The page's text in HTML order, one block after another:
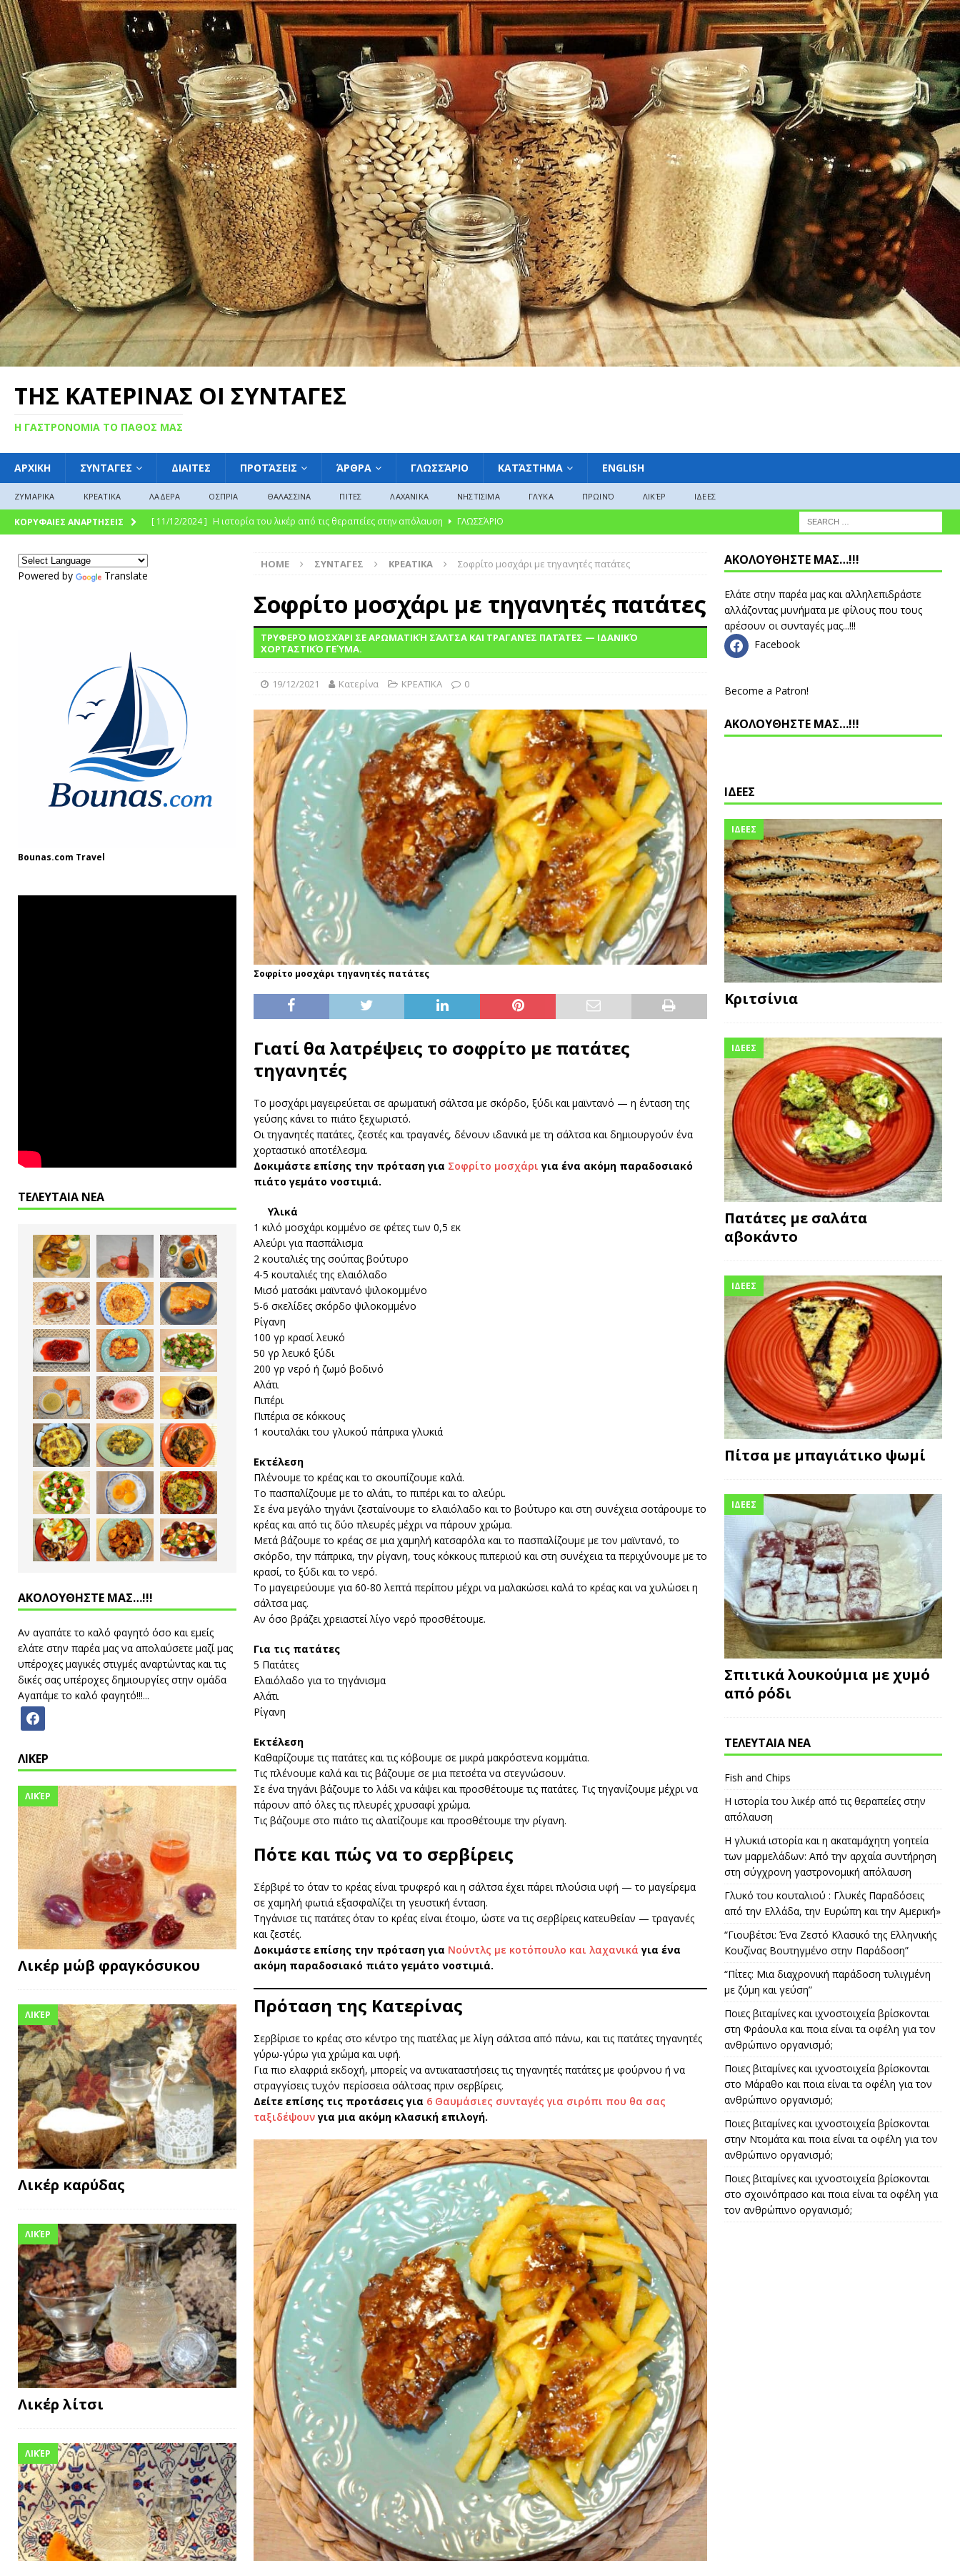
ΤΗΣ ΚΑΤΕΡΙΝΑΣ ΟΙ ΣΥΝΤΑΓΕΣ
Η ΓΑΣΤΡΟΝΟΜΙΑ ΤΟ ΠΑΘΟΣ ΜΑΣ
ΑΡΧΙΚΗ ΣΥΝΤΑΓΕΣ ΔΙΑΙΤΕΣ ΠΡΟΤΆΣΕΙΣ ΆΡΘΡΑ ΓΛΩΣΣΆΡΙΟ ΚΑΤΆΣΤΗΜΑ ENGLISH
ΖΥΜΑΡΙΚΑ ΚΡΕΑΤΙΚΑ ΛΑΔΕΡΑ ΟΣΠΡΙΑ ΘΑΛΑΣΣΙΝΑ ΠΙΤΕΣ ΛΑΧΑΝΙΚΑ ΝΗΣΤΙΣΙΜΑ ΓΛΥΚΑ ΠΡΩΙΝΌ ΛΙΚΈΡ ΙΔΕΕΣ
ΚΟΡΥΦΑΙΕΣ ΑΝΑΡΤΗΣΕΙΣ [ 11/12/2024 ] Η γλυκιά ιστορία και η ακαταμάχητη γοητεία των μαρμελάδων: Από την αρχαία συντήρηση στη
Γλυκό του κουταλιού : Γλυκές Παραδόσεις από την Ελλάδα, την Ευρώπη και την Αμερική»
“Γιουβέτσι: Ένα Ζεστό Κλασικό της Ελληνικής Κουζίνας Βουτηγμένο στην Παράδοση”
[ 03/08/2025 ]
[ 11/12/2024 ]
Η ιστορία του λικέρ από τις θεραπείες στην απόλαυση ΓΛΩΣΣΆΡΙΟ
HOME ΣΥΝΤΑΓΕΣ ΚΡΕΑΤΙΚΑ Σοφρίτο μοσχάρι με τηγανητές πατάτες
Σοφρίτο μοσχάρι με τηγανητές πατάτες
ΤΡΥΦΕΡΌ ΜΟΣΧΆΡΙ ΣΕ ΑΡΩΜΑΤΙΚΉ ΣΆΛΤΣΑ ΚΑΙ ΤΡΑΓΑΝΈΣ ΠΑΤΆΤΕΣ — ΙΔΑΝΙΚΌ
ΧΟΡΤΑΣΤΙΚΌ ΓΕΎΜΑ.
19/12/2021 Κατερίνα ΚΡΕΑΤΙΚΑ 0
Σοφρίτο μοσχάρι τηγανητές πατάτες
Γιατί θα λατρέψεις το σοφρίτο με πατάτες
τηγανητές
Το μοσχάρι μαγειρεύεται σε αρωματική σάλτσα με σκόρδο, ξύδι και μαϊντανό — η ένταση της
γεύσης κάνει το πιάτο ξεχωριστό.
Οι τηγανητές πατάτες, ζεστές και τραγανές, δένουν ιδανικά με τη σάλτσα και δημιουργούν ένα
χορταστικό αποτέλεσμα.
Δοκιμάστε επίσης την πρόταση για Σοφρίτο μοσχάρι για ένα ακόμη παραδοσιακό
πιάτο γεμάτο νοστιμιά.
Υλικά
1 κιλό μοσχάρι κομμένο σε φέτες των 0,5 εκ
Αλεύρι για πασπάλισμα
2 κουταλιές της σούπας βούτυρο
4-5 κουταλιές της ελαιόλαδο
Μισό ματσάκι μαϊντανό ψιλοκομμένο
5-6 σκελίδες σκόρδο ψιλοκομμένο
Ρίγανη
100 γρ κρασί λευκό
50 γρ λευκό ξύδι
200 γρ νερό ή ζωμό βοδινό
Αλάτι
Πιπέρι
Πιπέρια σε κόκκους
1 κουταλάκι του γλυκού πάπρικα γλυκιά
Εκτέλεση
Πλένουμε το κρέας και το σκουπίζουμε καλά.
Το πασπαλίζουμε με το αλάτι, το πιπέρι και το αλεύρι.
Σε ένα μεγάλο τηγάνι ζεσταίνουμε το ελαιόλαδο και το βούτυρο και στη συνέχεια σοτάρουμε το
κρέας και από τις δύο πλευρές μέχρι να πάρουν χρώμα.
Μετά βάζουμε το κρέας σε μια χαμηλή κατσαρόλα και το πασπαλίζουμε με τον μαϊντανό, το
σκόρδο, την πάπρικα, την ρίγανη, τους κόκκους πιπεριού και στη συνέχεια τα περιχύνουμε με το
κρασί, το ξύδι και το νερό.
Το μαγειρεύουμε για 60-80 λεπτά περίπου μέχρι να μαλακώσει καλά το κρέας και να χυλώσει η
σάλτσα μας.
Αν όσο βράζει χρειαστεί λίγο νερό προσθέτουμε.
Για τις πατάτες
5 Πατάτες
Ελαιόλαδο για το τηγάνισμα
Αλάτι
Ρίγανη
Εκτέλεση
Καθαρίζουμε τις πατάτες και τις κόβουμε σε μικρά μακρόστενα κομμάτια.
Τις πλένουμε καλά και τις βάζουμε σε μια πετσέτα να στεγνώσουν.
Σε ένα τηγάνι βάζουμε το λάδι να κάψει και προσθέτουμε τις πατάτες. Τις τηγανίζουμε μέχρι να
πάρουν από όλες τις πλευρές χρυσαφί χρώμα.
Τις βάζουμε στο πιάτο τις αλατίζουμε και προσθέτουμε την ρίγανη.
Πότε και πώς να το σερβίρεις
Σέρβιρέ το όταν το κρέας είναι τρυφερό και η σάλτσα έχει πάρει πλούσια υφή — το μαγείρεμα
σε χαμηλή φωτιά εξασφαλίζει τη γευστική ένταση.
Τηγάνισε τις πατάτες όταν το κρέας είναι έτοιμο, ώστε να τις σερβίρεις κατευθείαν — τραγανές
και ζεστές.
Δοκιμάστε επίσης την πρόταση για Νούντλς με κοτόπουλο και λαχανικά για ένα
ακόμη παραδοσιακό πιάτο γεμάτο νοστιμιά.
Πρόταση της Κατερίνας
Σερβίρισε το κρέας στο κέντρο της πιατέλας με λίγη σάλτσα από πάνω, και τις πατάτες τηγανητές
γύρω-γύρω για χρώμα και υφή.
Για πιο ελαφριά εκδοχή, μπορείς να αντικαταστήσεις τις τηγανητές πατάτες με φούρνου ή να
στραγγίσεις τυχόν περίσσεια σάλτσας πριν σερβίρεις.
Δείτε επίσης τις προτάσεις για 6 Θαυμάσιες συνταγές για σιρόπι που θα σας
ταξιδέψουνγια μια ακόμη κλασική επιλογή.
Powered by Translate
Bounas.com Travel
ΤΕΛΕΥΤΑΙΑ ΝΕΑ
ΑΚΟΛΟΥΘΗΣΤΕ ΜΑΣ…!!!
Αν αγαπάτε το καλό φαγητό όσο και εμείς
ελάτε στην παρέα μας να απολαύσετε μαζί μας
υπέροχες μαγικές στιγμές αναρτώντας και τις
δικές σας υπέροχες δημιουργίες στην ομάδα
Αγαπάμε το καλό φαγητό!!!...
ΛΙΚΕΡ
ΛΙΚΈΡ
Λικέρ μώβ φραγκόσυκου
ΛΙΚΈΡ
Λικέρ καρύδας
ΛΙΚΈΡ
Λικέρ λίτσι
ΛΙΚΈΡ
ΑΚΟΛΟΥΘΗΣΤΕ ΜΑΣ…!!!
Ελάτε στην παρέα μας και αλληλεπιδράστε
αλλάζοντας μυνήματα με φίλους που τους
αρέσουν οι συνταγές μας...!!!
Facebook
Become a Patron!
ΑΚΟΛΟΥΘΗΣΤΕ ΜΑΣ…!!!
ΙΔΕΕΣ
ΙΔΕΕΣ
Κριτσίνια
ΙΔΕΕΣ
Πατάτες με σαλάτα
αβοκάντο
ΙΔΕΕΣ
Πίτσα με μπαγιάτικο ψωμί
ΙΔΕΕΣ
Σπιτικά λουκούμια με χυμό
από ρόδι
ΤΕΛΕΥΤΑΙΑ ΝΕΑ
Fish and Chips
Η ιστορία του λικέρ από τις θεραπείες στην
απόλαυση
Η γλυκιά ιστορία και η ακαταμάχητη γοητεία
των μαρμελάδων: Από την αρχαία συντήρηση
στη σύγχρονη γαστρονομική απόλαυση
Γλυκό του κουταλιού : Γλυκές Παραδόσεις
από την Ελλάδα, την Ευρώπη και την Αμερική»
“Γιουβέτσι: Ένα Ζεστό Κλασικό της Ελληνικής
Κουζίνας Βουτηγμένο στην Παράδοση”
“Πίτες: Μια διαχρονική παράδοση τυλιγμένη
με ζύμη και γεύση”
Ποιες βιταμίνες και ιχνοστοιχεία βρίσκονται
στη Φράουλα και ποια είναι τα οφέλη για τον
ανθρώπινο οργανισμό;
Ποιες βιταμίνες και ιχνοστοιχεία βρίσκονται
στο Μάραθο και ποια είναι τα οφέλη για τον
ανθρώπινο οργανισμό;
Ποιες βιταμίνες και ιχνοστοιχεία βρίσκονται
στην Ντομάτα και ποια είναι τα οφέλη για τον
ανθρώπινο οργανισμό;
Ποιες βιταμίνες και ιχνοστοιχεία βρίσκονται
στο σχοινόπρασο και ποια είναι τα οφέλη για
τον ανθρώπινο οργανισμό;